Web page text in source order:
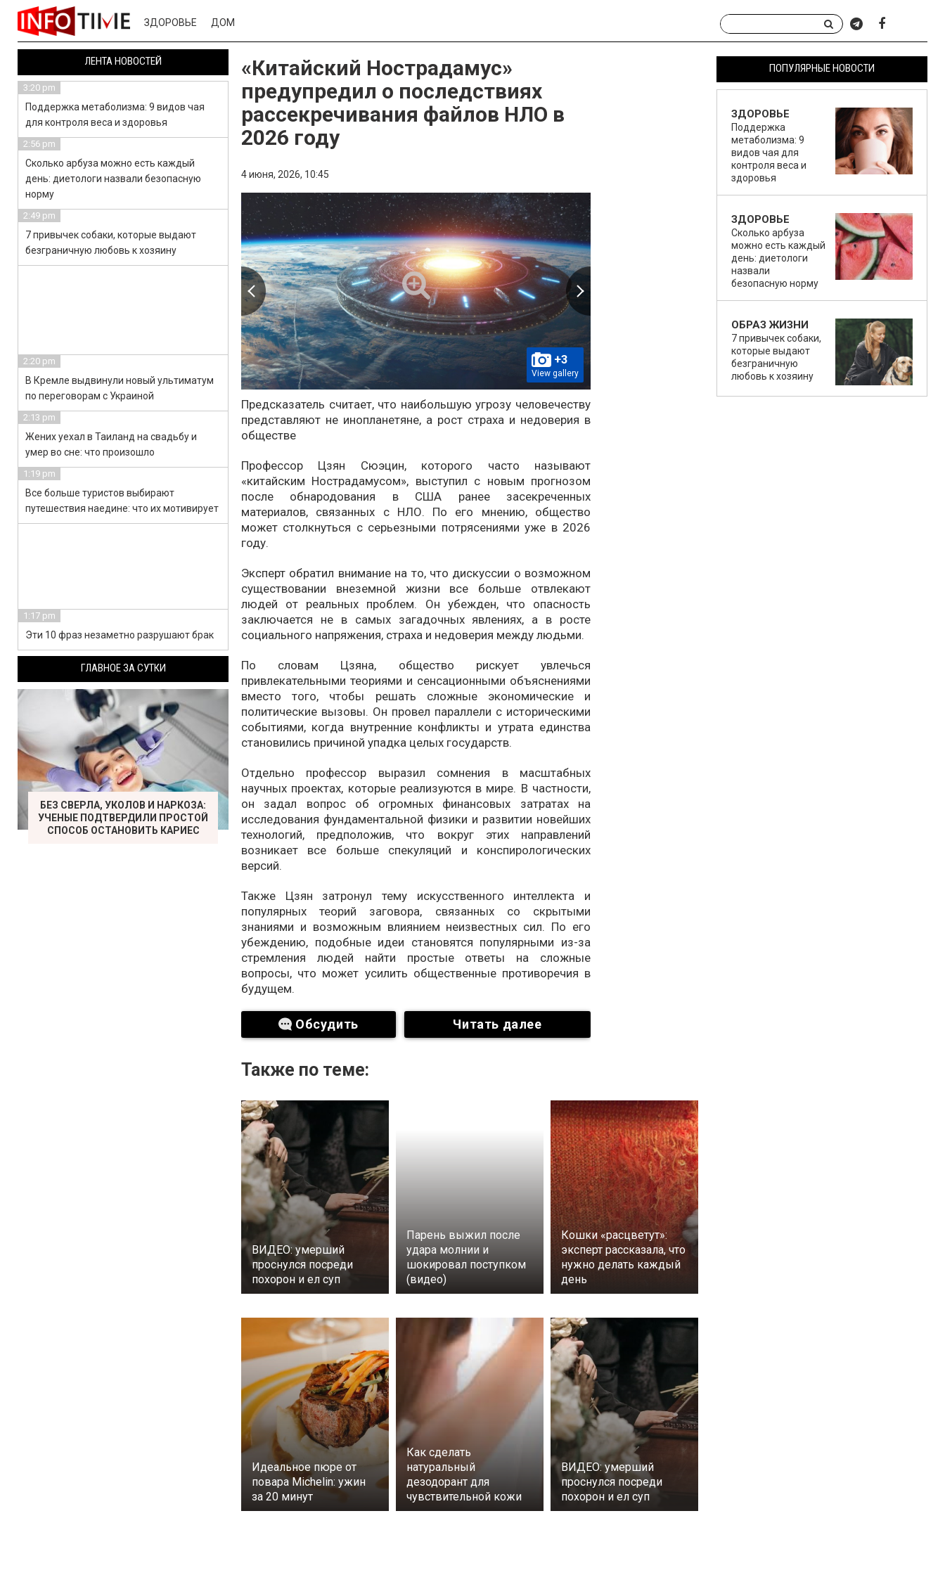
ЗДОРОВЬЕ ДОМ
«Китайский Нострадамус»
предупредил о последствиях
рассекречивания файлов НЛО в
2026 году
4 июня, 2026, 10:45
+3
View gallery
Предсказатель считает, что наибольшую угрозу человечеству
представляют не инопланетяне, а рост страха и недоверия в
обществе
Профессор Цзян Сюэцин, которого часто называют
«китайским Нострадамусом», выступил с новым прогнозом
после обнародования в США ранее засекреченных
материалов, связанных с НЛО. По его мнению, общество
может столкнуться с серьезными потрясениями уже в 2026
году.
Эксперт обратил внимание на то, что дискуссии о возможном
существовании внеземной жизни все больше отвлекают
людей от реальных проблем. Он убежден, что опасность
заключается не в самых загадочных явлениях, а в росте
социального напряжения, страха и недоверия между людьми.
По словам Цзяна, общество рискует увлечься
привлекательными теориями и сенсационными объяснениями
вместо того, чтобы решать сложные экономические и
политические вызовы. Он провел параллели с историческими
событиями, когда внутренние конфликты и утрата единства
становились причиной упадка целых государств.
Отдельно профессор выразил сомнения в масштабных
научных проектах, которые реализуются в мире. В частности,
он задал вопрос об огромных финансовых затратах на
исследования фундаментальной физики и развитии новейших
технологий, предположив, что вокруг этих направлений
возникает все больше спекуляций и конспирологических
версий.
Также Цзян затронул тему искусственного интеллекта и
популярных теорий заговора, связанных со скрытыми
знаниями и возможным влиянием неизвестных сил. По его
убеждению, подобные идеи становятся популярными из-за
стремления людей найти простые ответы на сложные
вопросы, что может усилить общественные противоречия в
будущем.
Обсудить Читать далее
Также по теме:
ВИДЕО: умерший
проснулся посреди
похорон и ел суп
Парень выжил после
удара молнии и
шокировал поступком
(видео)
Кошки «расцветут»:
эксперт рассказала, что
нужно делать каждый
день
Идеальное пюре от
повара Michelin: ужин
за 20 минут
Как сделать
натуральный
дезодорант для
чувствительной кожи
ВИДЕО: умерший
проснулся посреди
похорон и ел суп
ПОПУЛЯРНЫЕ НОВОСТИ
ЗДОРОВЬЕ
Поддержка
метаболизма: 9
видов чая для
контроля веса и
здоровья
ЗДОРОВЬЕ
Сколько арбуза
можно есть каждый
день: диетологи
назвали
безопасную норму
ОБРАЗ ЖИЗНИ
7 привычек собаки,
которые выдают
безграничную
любовь к хозяину
ЛЕНТА НОВОСТЕЙ
3:20 pm
Поддержка метаболизма: 9 видов чая
для контроля веса и здоровья
2:56 pm
Сколько арбуза можно есть каждый
день: диетологи назвали безопасную
норму
2:49 pm
7 привычек собаки, которые выдают
безграничную любовь к хозяину
2:20 pm
В Кремле выдвинули новый ультиматум
по переговорам с Украиной
2:13 pm
Жених уехал в Таиланд на свадьбу и
умер во сне: что произошло
1:19 pm
Все больше туристов выбирают
путешествия наедине: что их мотивирует
1:17 pm
Эти 10 фраз незаметно разрушают брак
ГЛАВНОЕ ЗА СУТКИ
БЕЗ СВЕРЛА, УКОЛОВ И НАРКОЗА:
УЧЕНЫЕ ПОДТВЕРДИЛИ ПРОСТОЙ
СПОСОБ ОСТАНОВИТЬ КАРИЕС